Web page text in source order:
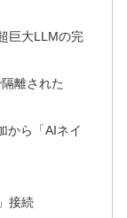
巨大LLMの完
離された
から「AIネイ
接続